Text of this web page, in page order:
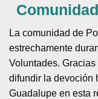
La comunidad de
estrechamente
Voluntades.
difundir la devoción
Guadalupe en esta